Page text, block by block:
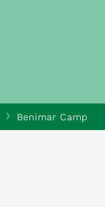
Benimar Camping